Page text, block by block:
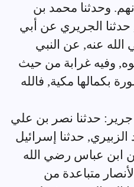
وحدثنا محمد بن
حدثنا الجريري عن أبي
عنه, عن النبي
وفيه غرابة من حيث
بكمالها مكية, فالله
جرير: حدثنا نصر بن علي
حدثنا إسرائيل
عباس رضي الله
متباعدة من